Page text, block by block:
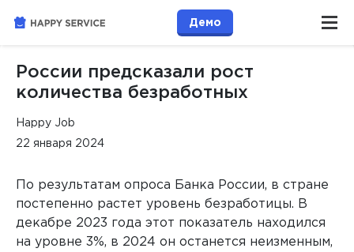
Демо
России предсказали рост
количества безработных
Happy Job
22 января 2024
По результатам опроса Банка России, в стране
постепенно растет уровень безработицы. В
декабре 2023 года этот показатель находился
на уровне 3%, в 2024 он останется неизменным,